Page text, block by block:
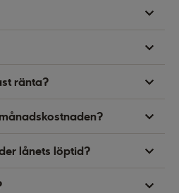
ränta?
lånets löptid?